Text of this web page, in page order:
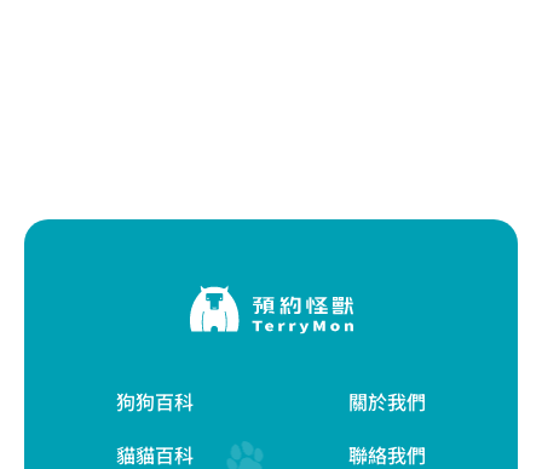
狗狗百科
貓貓百科
關於我們
聯絡我們